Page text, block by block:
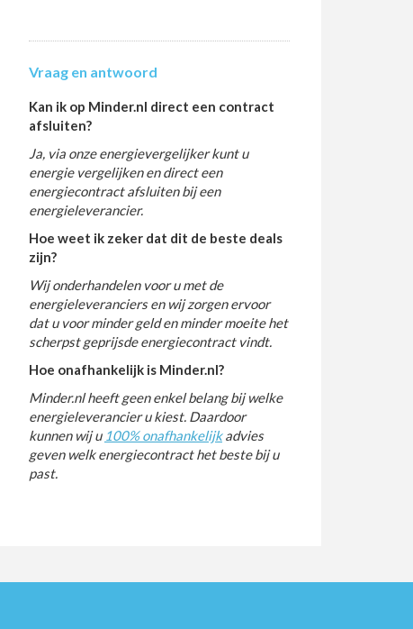
Vraag en antwoord
Kan ik op Minder.nl direct een contract
afsluiten?
Ja, via onze energievergelijker kunt u
energie vergelijken en direct een
energiecontract afsluiten bij een
energieleverancier.
Hoe weet ik zeker dat dit de beste deals
zijn?
Wij onderhandelen voor u met de
energieleveranciers en wij zorgen ervoor
dat u voor minder geld en minder moeite het
scherpst geprijsde energiecontract vindt.
Hoe onafhankelijk is Minder.nl?
Minder.nl heeft geen enkel belang bij welke
energieleverancier u kiest. Daardoor
kunnen wij u 100% onafhankelijkadvies
geven welk energiecontract het beste bij u
past.